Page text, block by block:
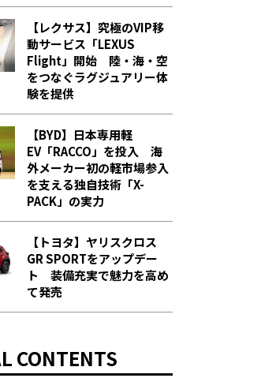
【レクサス】究極のVIP移
動サービス「LEXUS
Flight」開始 陸・海・空
をつなぐラグジュアリー体
験を提供
【BYD】日本専用軽
EV「RACCO」を投入 海
外メーカー初の軽市場参入
を支える独自技術「X-
PACK」の実力
【トヨタ】ヤリスクロス
GR SPORTをアップデー
ト 装備充実で魅力を高め
て発売
CONTENTS